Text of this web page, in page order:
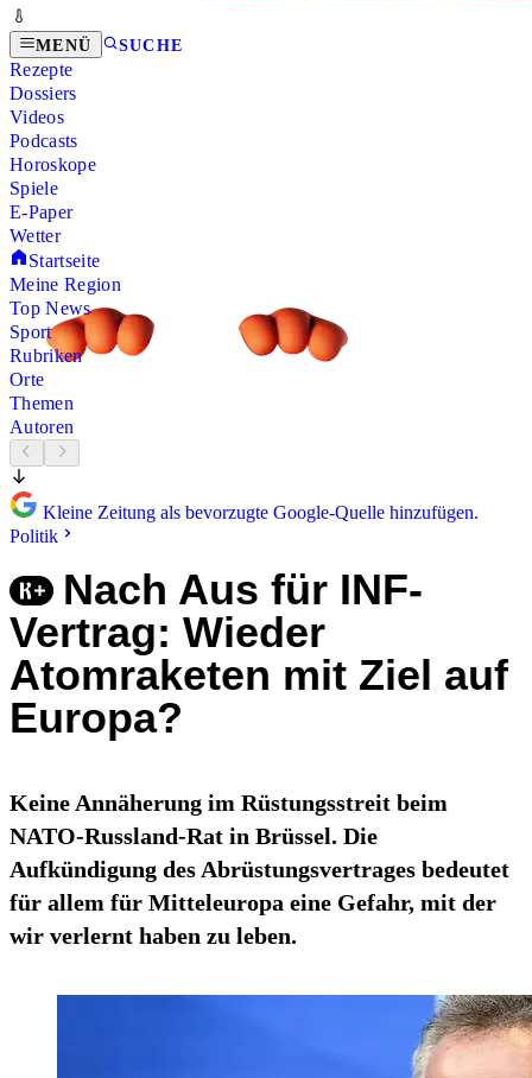
MENÜ SUCHE
Rezepte
Dossiers
Videos
Podcasts
Horoskope
Spiele
E-Paper
Wetter
Startseite
Meine Region
Top News
Sport
Rubriken
Orte
Themen
Autoren
Kleine Zeitung als bevorzugte Google-Quelle hinzufügen.
Politik
Nach Aus für INF-
Vertrag: Wieder
Atomraketen mit Ziel auf
Europa?
Keine Annäherung im Rüstungsstreit beim
NATO-Russland-Rat in Brüssel. Die
Aufkündigung des Abrüstungsvertrages bedeutet
für allem für Mitteleuropa eine Gefahr, mit der
wir verlernt haben zu leben.